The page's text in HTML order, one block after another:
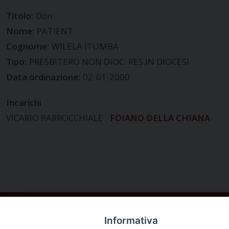
Titolo: Don
Nome: PATIENT
Cognome: WILELA ITUMBA
Tipo: PRESBITERO NON DIOC. RES.IN DIOCESI
Data ordinazione: 02-01-2000
Incarichi
VICARIO PARROCCHIALE
FOIANO DELLA CHIANA
Informativa